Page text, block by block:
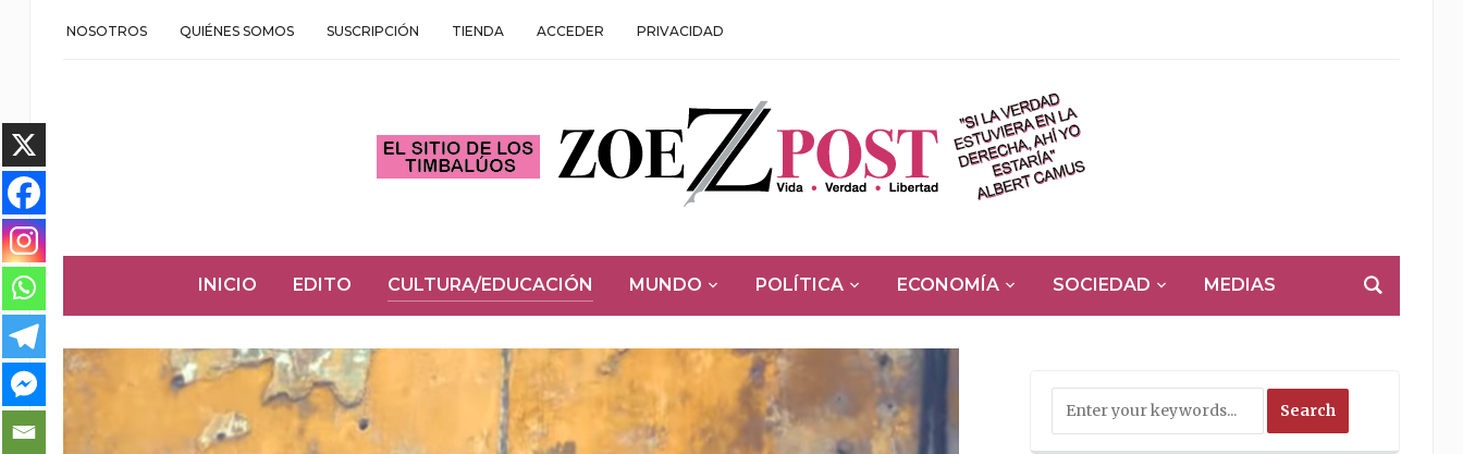
NOSOTROS QUIÉNES SOMOS SUSCRIPCIÓN TIENDA ACCEDER PRIVACIDAD
INICIO EDITO CULTURA/EDUCACIÓN MUNDO POLÍTICA ECONOMÍA SOCIEDAD MEDIAS